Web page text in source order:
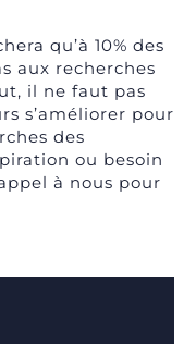
qu’à 10% des
aux recherches
il ne faut pas
s’améliorer pour
des
ou besoin
à nous pour